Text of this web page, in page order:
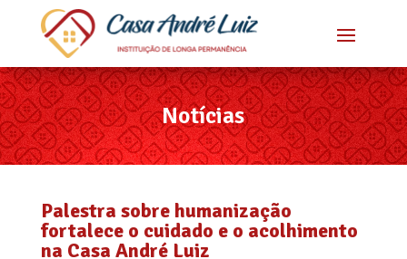
Notícias
Palestra sobre humanização
fortalece o cuidado e o acolhimento
na Casa André Luiz